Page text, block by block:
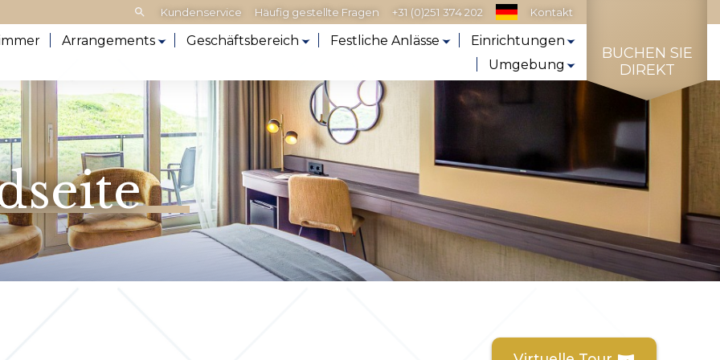
Frontend
search:
Kundenservice Häufig gestellte Fragen +31 (0)251 374 202 Kontakt
Arrangements Geschäftsbereich Festliche Anlässe
Einrichtungen
Umgebung
BUCHEN SIE
DIREKT